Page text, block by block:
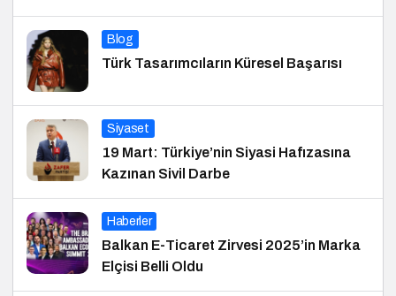
Blog
Türk Tasarımcıların Küresel Başarısı
Siyaset
19 Mart: Türkiye’nin Siyasi Hafızasına
Kazınan Sivil Darbe
Haberler
Balkan E-Ticaret Zirvesi 2025’in Marka
Elçisi Belli Oldu